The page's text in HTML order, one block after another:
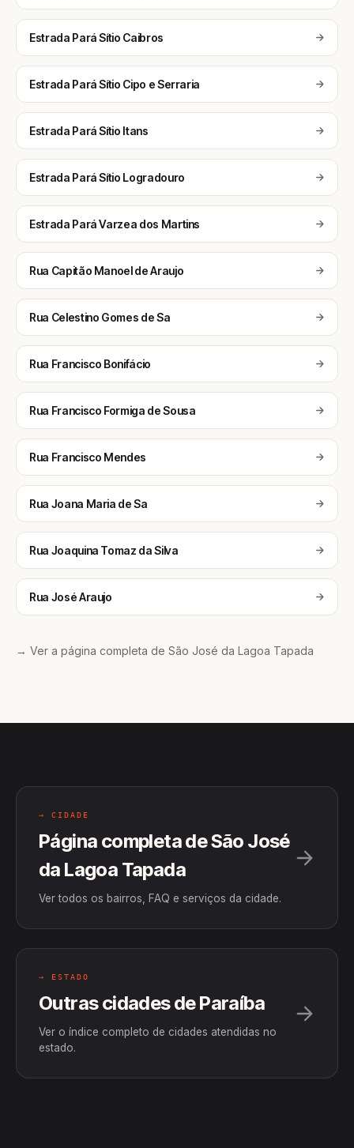
Estrada Pará Sítio Caibros
Estrada Pará Sítio Cipo e Serraria
Estrada Pará Sítio Itans
Estrada Pará Sítio Logradouro
Estrada Pará Varzea dos Martins
Rua Capitão Manoel de Araujo
Rua Celestino Gomes de Sa
Rua Francisco Bonifácio
Rua Francisco Formiga de Sousa
Rua Francisco Mendes
Rua Joana Maria de Sa
Rua Joaquina Tomaz da Silva
Rua José Araujo
→ Ver a página completa de São José da Lagoa Tapada
→ CIDADE
Página completa de São José
da Lagoa Tapada
Ver todos os bairros, FAQ e serviços da cidade.
→ ESTADO
Outras cidades de Paraíba
Ver o índice completo de cidades atendidas no
estado.